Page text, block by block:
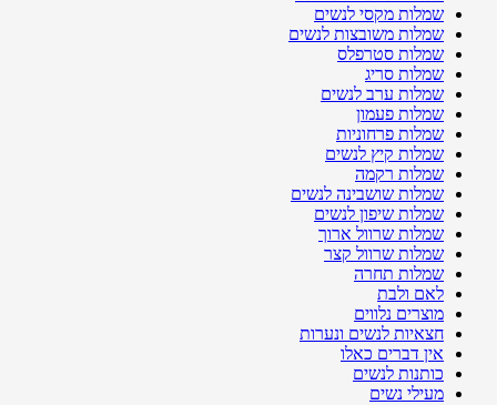
שמלות מקסי לנשים
שמלות משובצות לנשים
שמלות סטרפלס
שמלות סריג
שמלות ערב לנשים
שמלות פעמון
שמלות פרחוניות
שמלות קיץ לנשים
שמלות רקמה
שמלות שושבינה לנשים
שמלות שיפון לנשים
שמלות שרוול ארוך
שמלות שרוול קצר
שמלות תחרה
לאם ולבת
מוצרים נלווים
חצאיות לנשים ונערות
אין דברים כאלו
כותנות לנשים
מעילי נשים